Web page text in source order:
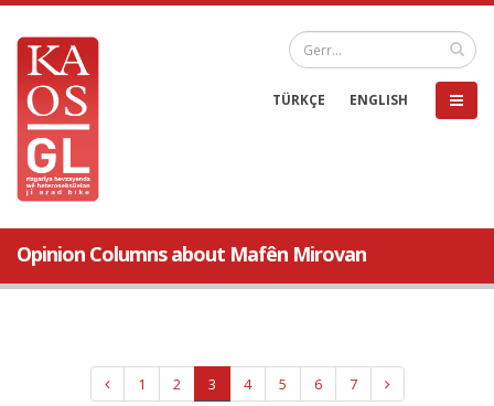
TÜRKÇE ENGLISH
Opinion Columns about Mafên Mirovan
1 2 3 4 5 6 7